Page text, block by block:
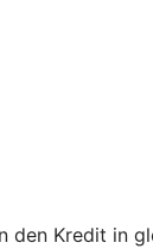
Kredit in